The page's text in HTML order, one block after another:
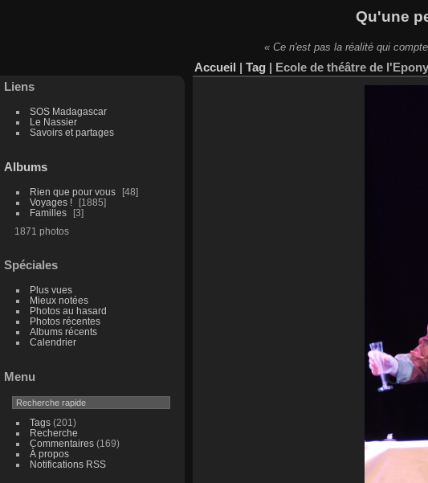
Qu'une
« Ce n'est pas la réalité qui
Liens
SOS Madagascar
Le Nassier
Savoirs et partages
Albums
Rien que pour vous
48
Voyages !
1885
Familles
3
1871 photos
Spéciales
Plus vues
Mieux notées
Photos au hasard
Photos récentes
Albums récents
Calendrier
Menu
Tags(201)
Recherche
Commentaires(169)
À propos
Notifications RSS
Accueil | Tag | Ecole de théâtre de